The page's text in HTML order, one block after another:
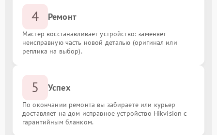
4 Ремонт
Мастер восстанавливает устройство: заменяет
неисправную часть новой деталью (оригинал или
реплика на выбор).
5 Успех
По окончании ремонта вы забираете или курьер
доставляет на дом исправное устройство Hikvision с
гарантийным бланком.